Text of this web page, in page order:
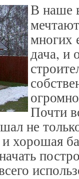
В наше
многих
дача, и
Почти
не
хорошая